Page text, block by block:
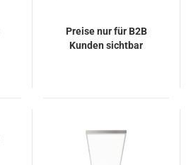
Preise nur für B2B
Kunden sichtbar